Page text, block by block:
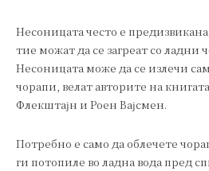
Несоницата често е
тие можат да се загреат со ладни
Несоницата може да се излечи
чорапи, велат авторите на
Флекштајн и Роен Вајсмен.
Потребно е само да облечете
ги потопиле во ладна вода пред